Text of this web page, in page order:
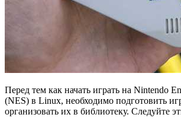
Перед тем как начать играть на Nintendo
(NES) в Linux, необходимо подготовить
организовать их в библиотеку. Следуйте